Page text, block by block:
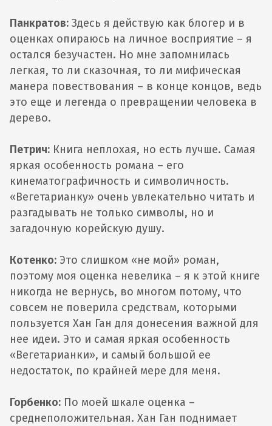
Панкратов: Здесь я действую как блогер и в
оценках опираюсь на личное восприятие – я
остался безучастен. Но мне запомнилась
легкая, то ли сказочная, то ли мифическая
манера повествования – в конце концов, ведь
это еще и легенда о превращении человека в
дерево.
Петрич: Книга неплохая, но есть лучше. Самая
яркая особенность романа – его
кинематографичность и символичность.
«Вегетарианку» очень увлекательно читать и
разгадывать не только символы, но и
загадочную корейскую душу.
Котенко: Это слишком «не мой» роман,
поэтому моя оценка невелика – я к этой книге
никогда не вернусь, во многом потому, что
совсем не поверила средствам, которыми
пользуется Хан Ган для донесения важной для
нее идеи. Это и самая яркая особенность
«Вегетарианки», и самый большой ее
недостаток, по крайней мере для меня.
Горбенко: По моей шкале оценка –
среднеположительная. Хан Ган поднимает